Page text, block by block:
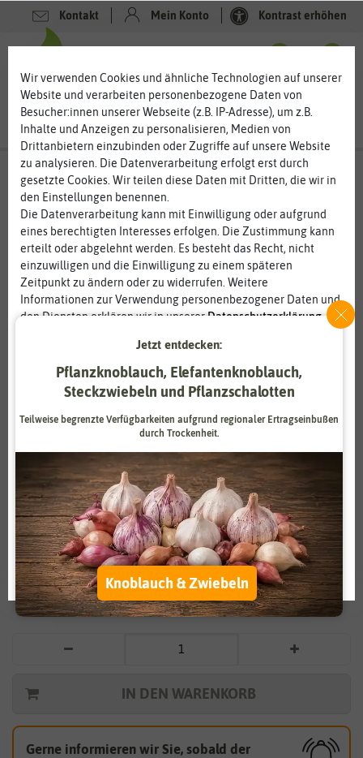
Kontakt Mein Konto Kontrast erhöhen
Vergrößern durch berühren
Kopfsalat Analena
3,59 €
*
* inkl. 7% MwSt. zzgl.Versandkosten
IN DEN WARENKORB
Gerne informieren wir Sie, sobald der
Wir verwenden Cookies und ähnliche Technologien auf unserer
Website und verarbeiten personenbezogene Daten von
Besucher:innen unserer Webseite (z.B. IP-Adresse), um z.B.
Inhalte und Anzeigen zu personalisieren, Medien von
Drittanbietern einzubinden oder Zugriffe auf unsere Website
zu analysieren. Die Datenverarbeitung erfolgt erst durch
gesetzte Cookies. Wir teilen diese Daten mit Dritten, die wir in
den Einstellungen benennen.
Die Datenverarbeitung kann mit Einwilligung oder aufgrund
eines berechtigten Interesses erfolgen. Die Zustimmung kann
erteilt oder abgelehnt werden. Es besteht das Recht, nicht
einzuwilligen und die Einwilligung zu einem späteren
Zeitpunkt zu ändern oder zu widerrufen. Weitere
Informationen zur Verwendung personenbezogener Daten und
den Diensten erklären wir in unsererDaten­schutz­erklärung.
Zahlungsdienstleister Marketing
Externe Medien Funktional
Weitere Einstellungen
Alle akzeptieren
Alle ablehnen
Auswahl akzeptieren
Jetzt entdecken:
Pflanzknoblauch, Elefantenknoblauch,
Steckzwiebeln und Pflanzschalotten
Teilweise begrenzte Verfügbarkeiten aufgrund regionaler Ertragseinbußen
durch Trockenheit.
Knoblauch & Zwiebeln